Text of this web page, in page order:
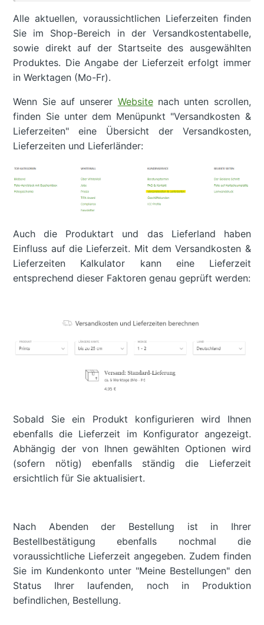
Alle aktuellen, voraussichtlichen Lieferzeiten finden
Sie im Shop-Bereich in der Versandkostentabelle,
sowie direkt auf der Startseite des ausgewählten
Produktes. Die Angabe der Lieferzeit erfolgt immer
in Werktagen (Mo-Fr).
Wenn Sie auf unserer Websitenach unten scrollen,
finden Sie unter dem Menüpunkt "Versandkosten &
Lieferzeiten" eine Übersicht der Versandkosten,
Lieferzeiten und Lieferländer:
Auch die Produktart und das Lieferland haben
Einfluss auf die Lieferzeit. Mit dem Versandkosten &
Lieferzeiten Kalkulator kann eine Lieferzeit
entsprechend dieser Faktoren genau geprüft werden:
Sobald Sie ein Produkt konfigurieren wird Ihnen
ebenfalls die Lieferzeit im Konfigurator angezeigt.
Abhängig der von Ihnen gewählten Optionen wird
(sofern nötig) ebenfalls ständig die Lieferzeit
ersichtlich für Sie aktualisiert.
Nach Abenden der Bestellung ist in Ihrer
Bestellbestätigung ebenfalls nochmal die
voraussichtliche Lieferzeit angegeben. Zudem finden
Sie im Kundenkonto unter "Meine Bestellungen" den
Status Ihrer laufenden, noch in Produktion
befindlichen, Bestellung.